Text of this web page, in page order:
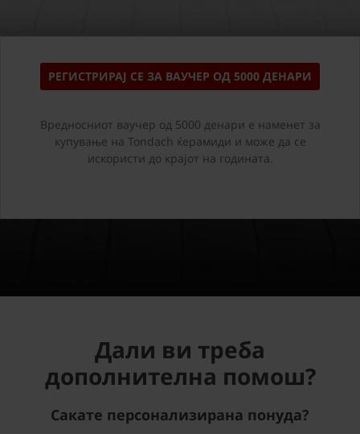
РЕГИСТРИРАЈ СЕ ЗА ВАУЧЕР ОД 5000 ДЕНАРИ
Вредносниот ваучер од 5000 денари е наменет за
купување на Tondach ќерамиди и може да се
искористи до крајот на годината.
Дали ви треба
дополнителна помош?
Сакате персонализирана понуда?